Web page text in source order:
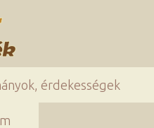
érdekességek